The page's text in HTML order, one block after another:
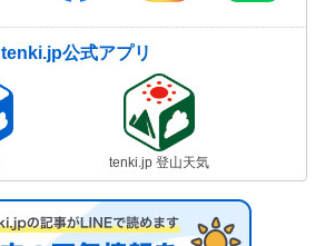
tenki.jp公式アプリ
tenki.jp 登山天気